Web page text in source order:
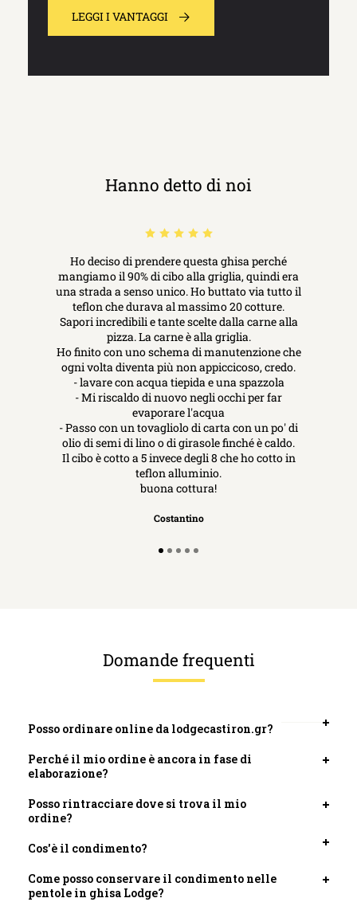
LEGGI I VANTAGGI
Hanno detto di noi
Ho deciso di prendere questa ghisa perché
mangiamo il 90% di cibo alla griglia, quindi era
una strada a senso unico. Ho buttato via tutto il
teflon che durava al massimo 20 cotture.
Sapori incredibili e tante scelte dalla carne alla
pizza. La carne è alla griglia.
Ho finito con uno schema di manutenzione che
ogni volta diventa più non appiccicoso, credo.
- lavare con acqua tiepida e una spazzola
- Mi riscaldo di nuovo negli occhi per far
evaporare l'acqua
- Passo con un tovagliolo di carta con un po' di
olio di semi di lino o di girasole finché è caldo.
Il cibo è cotto a 5 invece degli 8 che ho cotto in
teflon alluminio.
buona cottura!
Costantino
Domande frequenti
Posso ordinare online da lodgecastiron.gr?
scheda
Perché il mio ordine è ancora in fase di
elaborazione?
Posso rintracciare dove si trova il mio
ordine?
scheda
Cos'è il condimento?
scheda
Come posso conservare il condimento nelle
pentole in ghisa Lodge?